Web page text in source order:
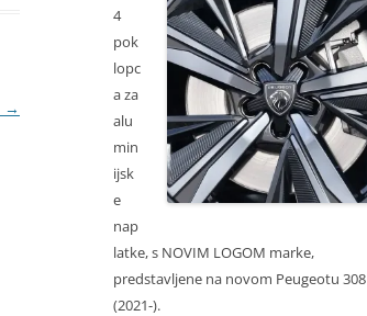
→
4
pok
lopc
a za
alu
min
ijsk
e
nap
latke, s NOVIM LOGOM marke,
predstavljene na novom Peugeotu 308
(2021-).